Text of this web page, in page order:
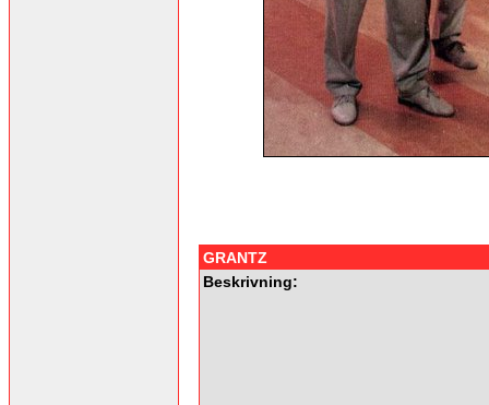
GRANTZ
Beskrivning: